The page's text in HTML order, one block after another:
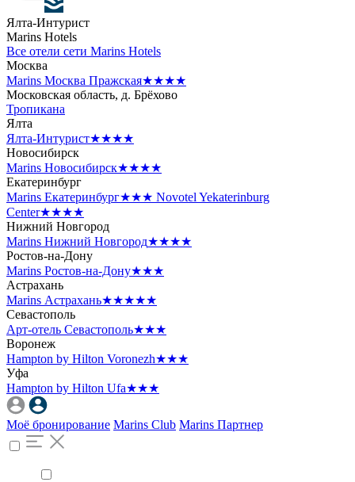
Ялта-Интурист
Marins Hotels
Все отели сети Marins Hotels
Москва
Marins Москва Пражская★★★★
Московская область, д. Брёхово
Тропикана
Ялта
Ялта-Интурист★★★★
Новосибирск
Marins Новосибирск★★★★
Екатеринбург
Marins Екатеринбург★★★ Novotel Yekaterinburg
Center★★★★
Нижний Новгород
Marins Нижний Новгород★★★★
Ростов-на-Дону
Marins Ростов-на-Дону★★★
Астрахань
Marins Астрахань★★★★★
Севастополь
Арт-отель Севастополь★★★
Воронеж
Hampton by Hilton Voronezh★★★
Уфа
Hampton by Hilton Ufa★★★
Моё бронирование Marins Club Marins Партнер